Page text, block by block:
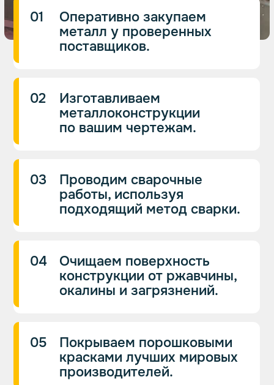
Адрес
Контакты
+7 (343) 271 00 04
Или свяжитесь с нами напрямую
Я согласен сусловиямиобработки
персональных данных